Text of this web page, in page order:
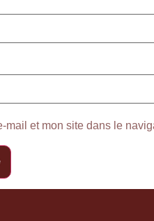
mail et mon site dans le